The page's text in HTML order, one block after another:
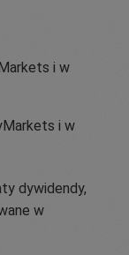
i w
i w
dywidendy,
w